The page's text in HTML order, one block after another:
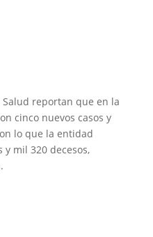
reportan que en la
cinco nuevos casos y
lo que la entidad
y mil 320 decesos,